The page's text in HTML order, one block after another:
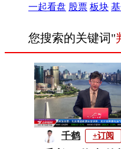
一起看盘 股票 板块
您搜索的关键词"
千鹤 +订阅